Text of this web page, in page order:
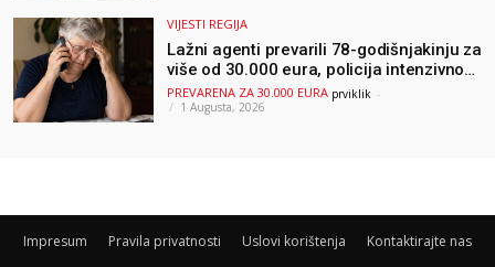
VIJESTI REGIJA
Lažni agenti prevarili 78-godišnjakinju za
više od 30.000 eura, policija intenzivno
traga za počiniteljima
PREVARENA ZA 30.000 EURA prviklik -
1 Augusta, 2026
Impresum Pravila privatnosti Uslovi korištenja Kontaktirajte nas